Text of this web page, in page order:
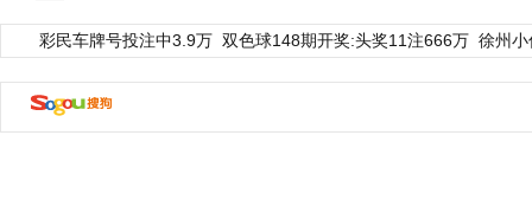
彩民车牌号投注中3.9万 双色球148期开奖:头奖11注666万 徐州